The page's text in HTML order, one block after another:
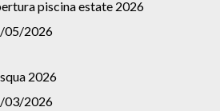
piscina estate 2026
05/2026
2026
03/2026